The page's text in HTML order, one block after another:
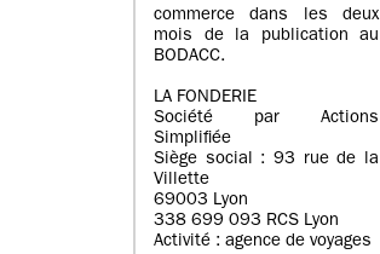
commerce dans les deux
mois de la publication au
BODACC.
LA FONDERIE
Société par Actions
Simplifiée
Siège social : 93 rue de la
Villette
69003 Lyon
338 699 093 RCS Lyon
Activité : agence de voyages